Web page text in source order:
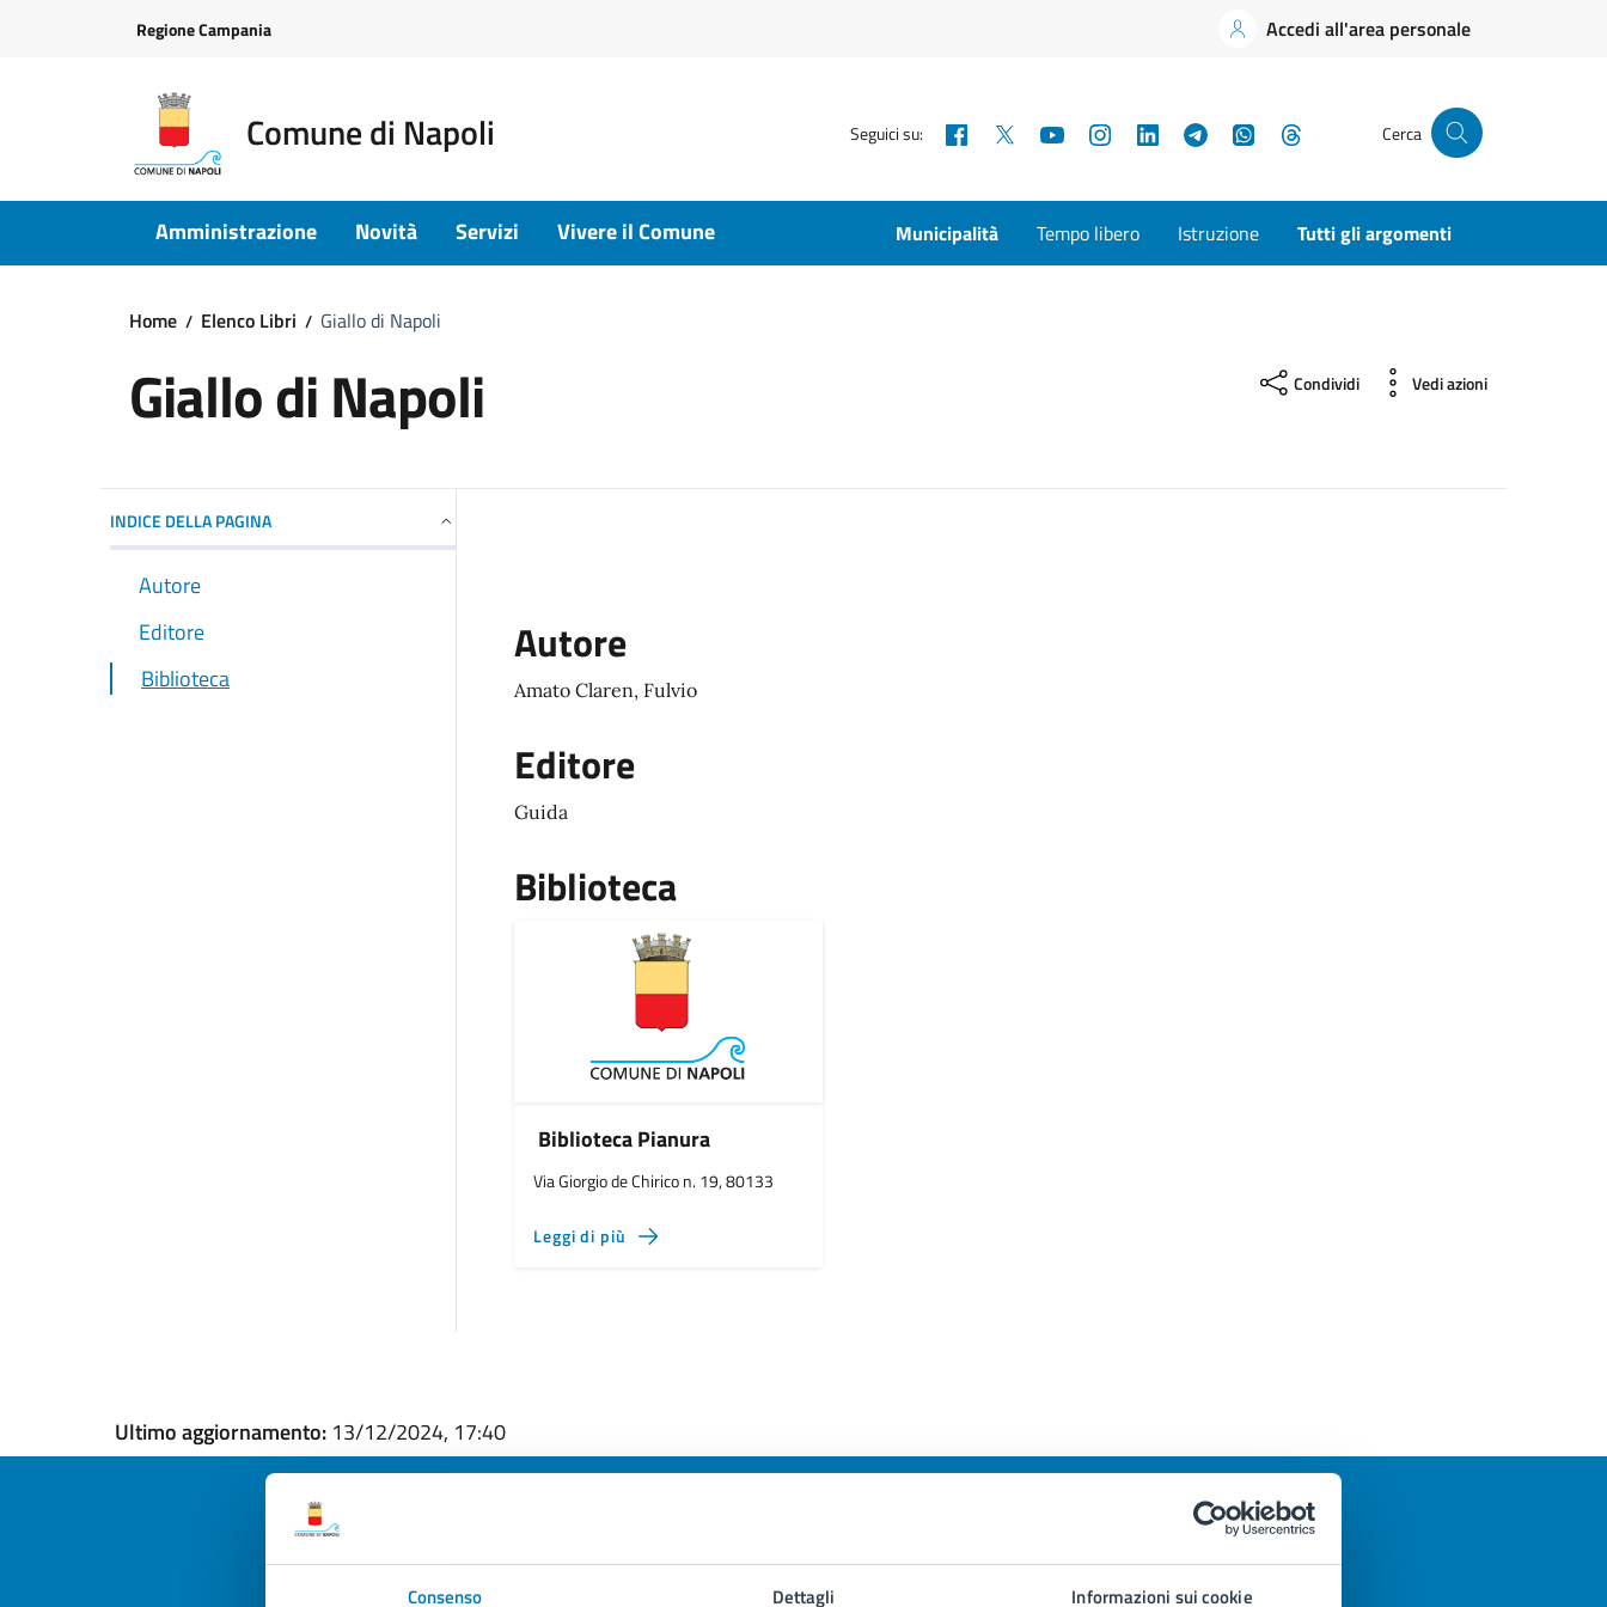
Consenso Dettagli Informazioni sui cookie
Regione Campania Accedi all'area personale
Comune di Napoli Seguici su: Facebook YouTubeInstagramLinkedInTelegramWhatsApp Cerca
Amministrazione Novità Servizi Vivere il Comune Municipalità Tempo libero Istruzione Tutti gli argomenti
Home Elenco Libri Giallo di Napoli
Giallo di Napoli Condividi Vedi azioni
INDICE DELLA PAGINA
Autore
Editore
Biblioteca
Autore
Amato Claren, Fulvio
Editore
Guida
Biblioteca
Biblioteca Pianura
Via Giorgio de Chirico n. 19, 80133
Leggi di più
Ultimo aggiornamento: 13/12/2024, 17:40